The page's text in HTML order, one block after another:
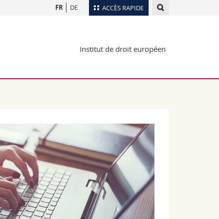
ACCÈS RAPIDE
Plan d'accès
Webmail
FR DE
Institut de droit européen